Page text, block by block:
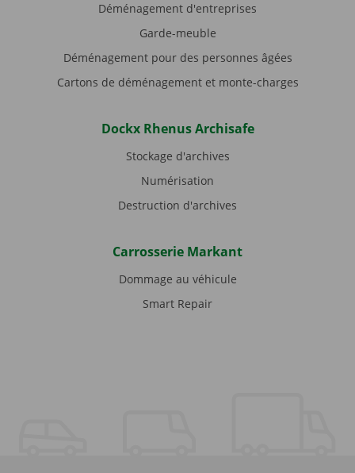
Déménagement d'entreprises
Garde-meuble
Déménagement pour des personnes âgées
Cartons de déménagement et monte-charges
Dockx Rhenus Archisafe
Stockage d'archives
Numérisation
Destruction d'archives
Carrosserie Markant
Dommage au véhicule
Smart Repair